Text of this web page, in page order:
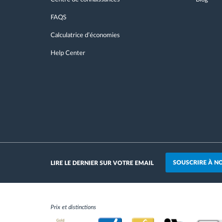
FAQS
Calculatrice d’économies
Help Center
LIRE LE DERNIER SUR VOTRE EMAIL SOUSCRIRE À
Prix et distinctions